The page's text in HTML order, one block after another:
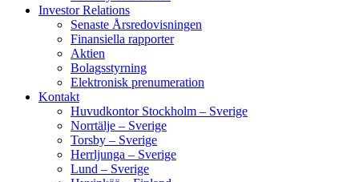
Investor Relations
Senaste Årsredovisningen
Finansiella rapporter
Aktien
Bolagsstyrning
Elektronisk prenumeration
Kontakt
Huvudkontor Stockholm – Sverige
Norrtälje – Sverige
Torsby – Sverige
Herrljunga – Sverige
Lund – Sverige